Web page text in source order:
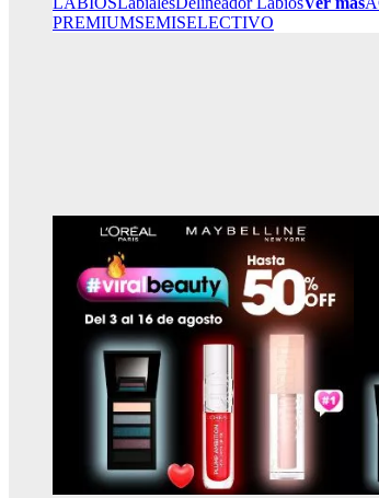
PREMIUMSEMISELECTIVO